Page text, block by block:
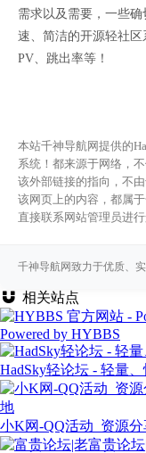
需求以及需要，一些
速、简洁的开源轻社区
PV、跳出率等！
本站千神导航网提供的
系统！都来源于网络，
该外部链接的指向，不
该网页上的内容，都属
直接联系网站管理员进
千神导航网致力于优质、
相关站点
Powered by HYBBS
HadSky轻论坛 - 轻量
小K网-QQ活动_资源